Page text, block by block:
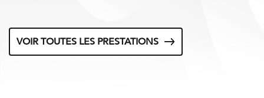
VOIR TOUTES LES PRESTATIONS